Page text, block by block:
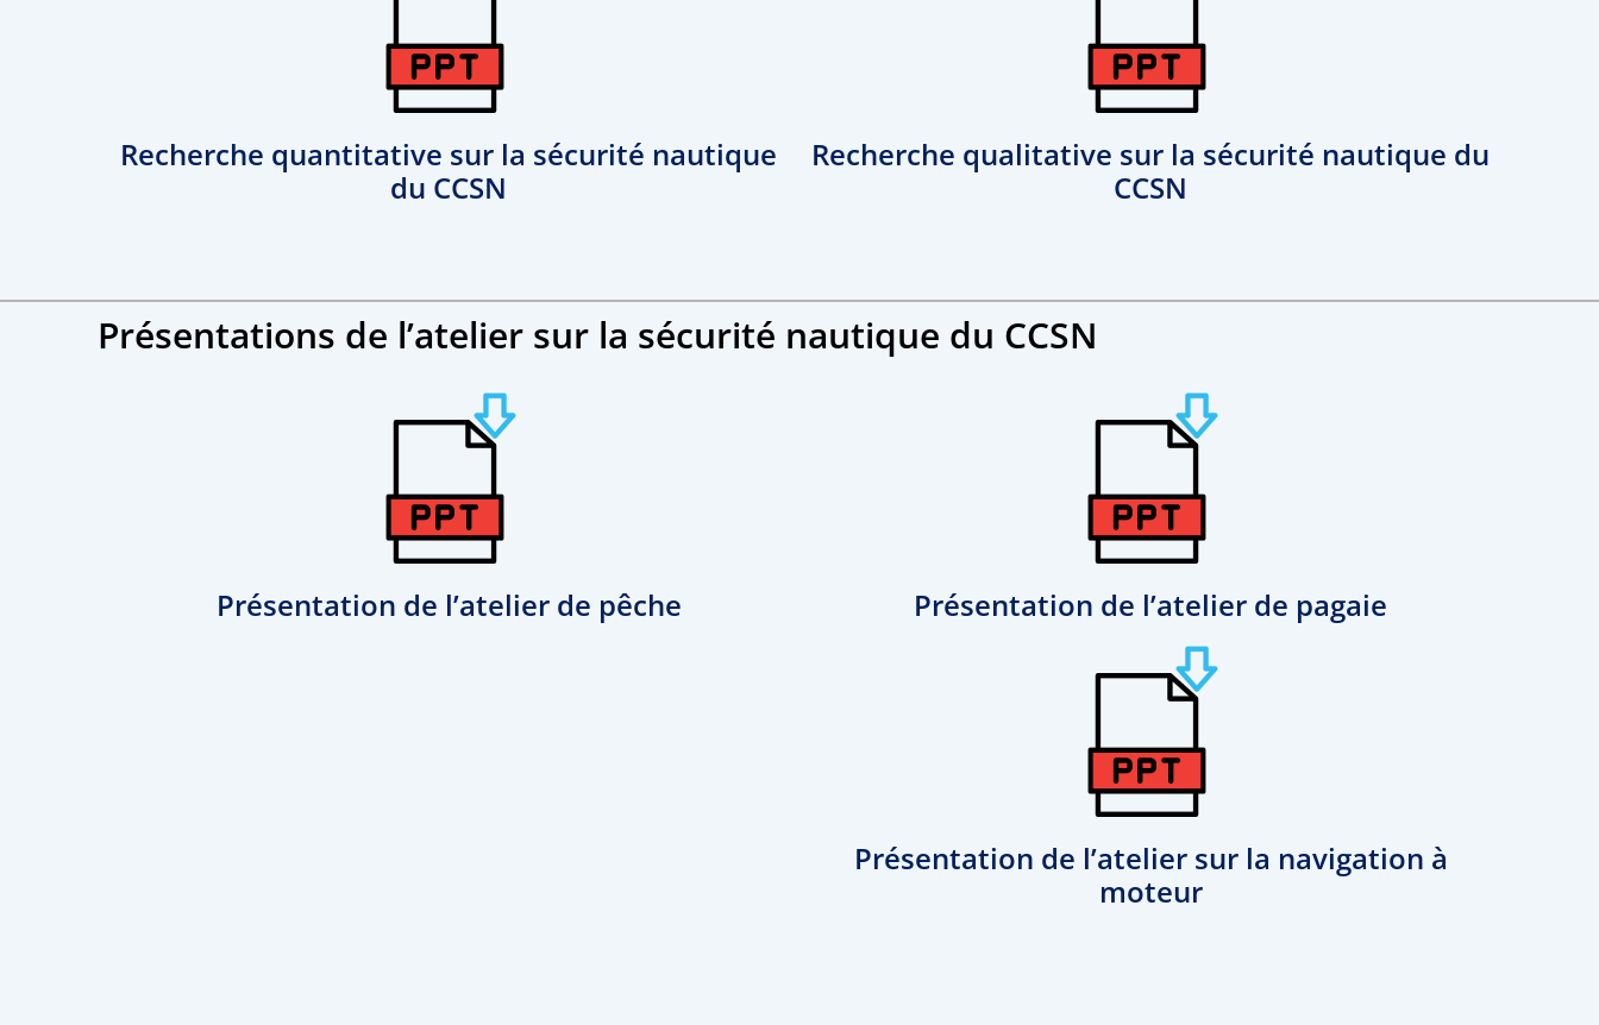
Recherche quantitative sur la sécurité nautique
du CCSN
Recherche qualitative sur la sécurité nautique du
CCSN
Présentations de l’atelier sur la sécurité nautique du CCSN
Présentation de l’atelier de pêche Présentation de l’atelier de pagaie
Présentation de l’atelier sur la navigation à
moteur